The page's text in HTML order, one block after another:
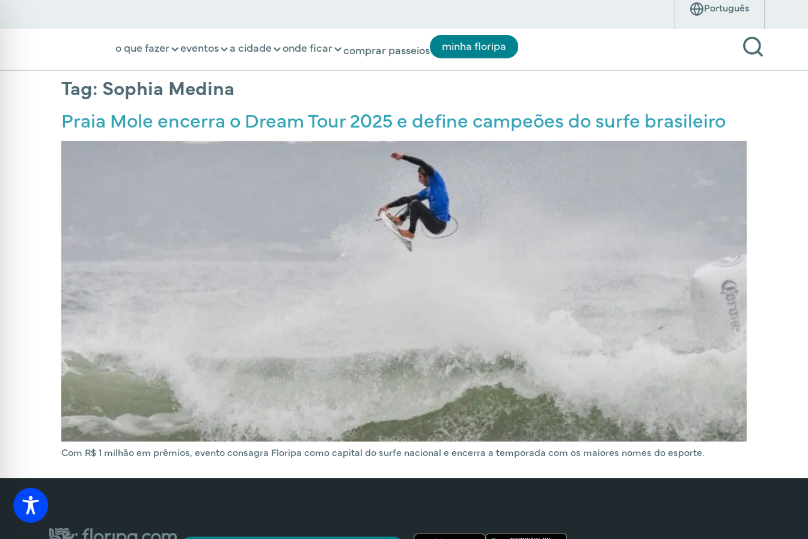
o que fazer eventos a cidade onde ficar comprar passeios minha floripa
Tag: Sophia Medina
Praia Mole encerra o Dream Tour 2025 e define campeões do surfe brasileiro
Com R$ 1 milhão em prêmios, evento consagra Floripa como capital do surfe nacional e encerra a temporada com os maiores nomes do esporte.